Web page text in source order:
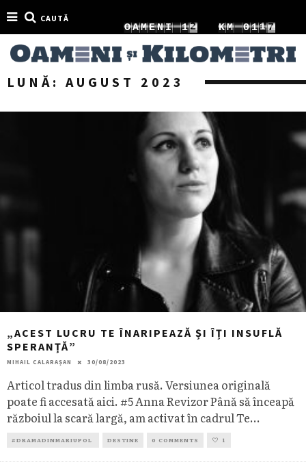
CAUTĂ
OAMENI
2
14
3
KM
0
12
12
3
9
LUNĂ: AUGUST 2023
„ACEST LUCRU TE ÎNARIPEAZĂ ȘI ÎȚI INSUFLĂ
SPERANȚĂ”
MIHAIL CALARAȘAN 30/08/2023
Articol tradus din limba rusă. Versiunea originală
poate fi accesată aici. #5 Anna Revizor Până să înceapă
războiul la scară largă, am activat în cadrul Te...
#DRAMADINMARIUPOL DESTINE 0 COMMENTS 1